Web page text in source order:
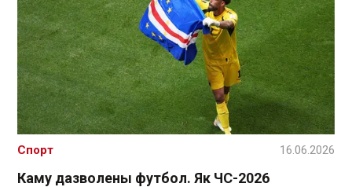
Каму дазволены футбол. Як ЧС-2026
Спорт 16.06.2026